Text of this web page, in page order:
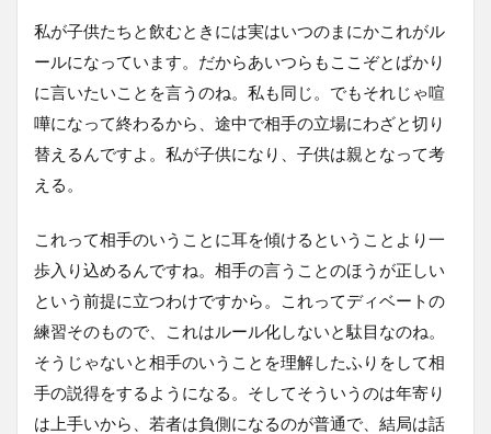
私が子供たちと飲むときには実はいつのまにかこれがル
ールになっています。だからあいつらもここぞとばかり
に言いたいことを言うのね。私も同じ。でもそれじゃ喧
嘩になって終わるから、途中で相手の立場にわざと切り
替えるんですよ。私が子供になり、子供は親となって考
える。
これって相手のいうことに耳を傾けるということより一
歩入り込めるんですね。相手の言うことのほうが正しい
という前提に立つわけですから。これってディベートの
練習そのもので、これはルール化しないと駄目なのね。
そうじゃないと相手のいうことを理解したふりをして相
手の説得をするようになる。そしてそういうのは年寄り
は上手いから、若者は負側になるのが普通で、結局は話